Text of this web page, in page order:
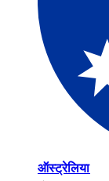
ऑस्ट्रेलिया​​